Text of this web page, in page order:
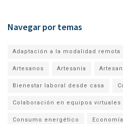
Navegar por temas
Adaptación a la modalidad remota
Artesanos Artesanía
Bienestar laboral desde casa
Colaboración en equipos virtuales
Consumo energético